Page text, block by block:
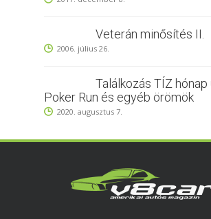
Veterán minősítés II.
2006. július 26.
Találkozás TÍZ hónap
Poker Run és egyéb örömök
2020. augusztus 7.